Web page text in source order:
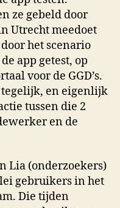
ze gebeld door
Utrecht meedoet
het scenario
app getest, op
voor de GGD’s.
tegelijk, en eigenlijk
tussen die 2
en de
Lia (onderzoekers)
gebruikers in het
Die tijden